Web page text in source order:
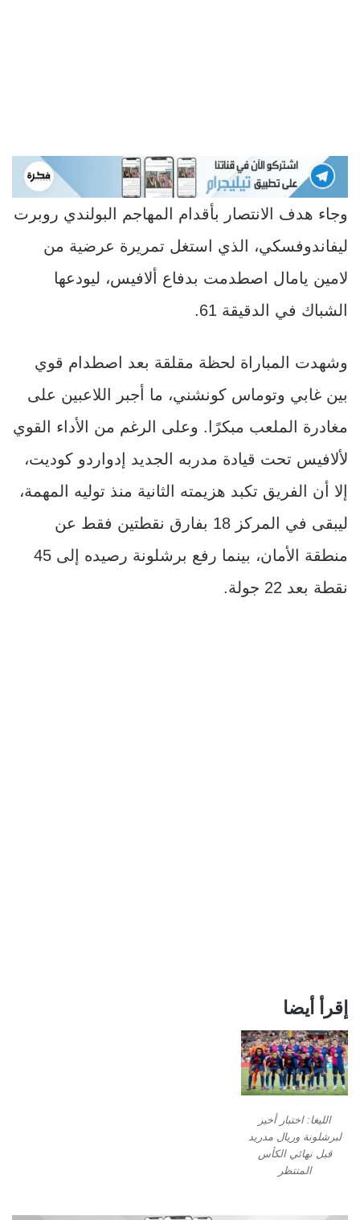
وجاء هدف الانتصار بأقدام المهاجم البولندي روبرت
ليفاندوفسكي، الذي استغل تمريرة عرضية من
لامين يامال اصطدمت بدفاع ألافيس، ليودعها
الشباك في الدقيقة 61.
وشهدت المباراة لحظة مقلقة بعد اصطدام قوي
بين غابي وتوماس كونشني، ما أجبر اللاعبين على
مغادرة الملعب مبكرًا. وعلى الرغم من الأداء القوي
لألافيس تحت قيادة مدربه الجديد إدواردو كوديت،
إلا أن الفريق تكبد هزيمته الثانية منذ توليه المهمة،
ليبقى في المركز 18 بفارق نقطتين فقط عن
منطقة الأمان، بينما رفع برشلونة رصيده إلى 45
نقطة بعد 22 جولة.
إقرأ أيضا
الليغا: اختبار أخير
لبرشلونة وريال مدريد
قبل نهائي الكأس
المنتظر